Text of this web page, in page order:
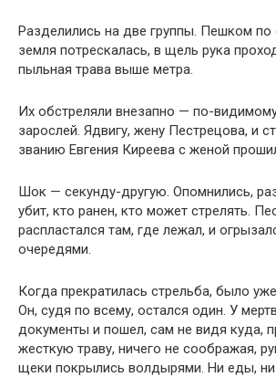
Разделились на две группы. Пешком по
земля потрескалась, в щель рука
пыльная трава выше метра.
Их обстреляли внезапно — по-
зарослей. Ядвигу, жену Пестрецова, и
званию Евгения Киреева с женой
Шок — секунду-другую. Опомнились,
убит, кто ранен, кто может стрелять.
распластался там, где лежал, и
очередями.
Когда прекратилась стрельба, было
Он, судя по всему, остался один. У
документы и пошел, сам не видя куда,
жесткую траву, ничего не соображая,
щеки покрылись волдырями. Ни еды, ни